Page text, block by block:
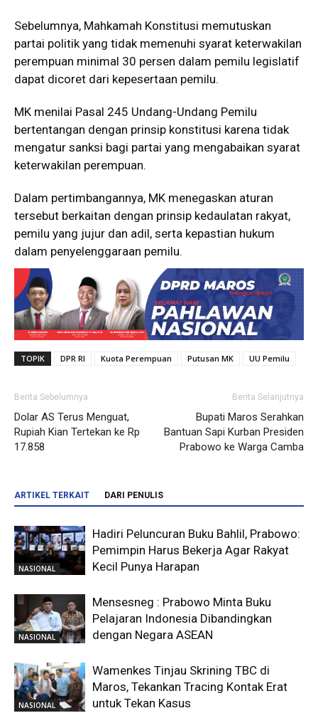
Sebelumnya, Mahkamah Konstitusi memutuskan
partai politik yang tidak memenuhi syarat keterwakilan
perempuan minimal 30 persen dalam pemilu legislatif
dapat dicoret dari kepesertaan pemilu.
MK menilai Pasal 245 Undang-Undang Pemilu
bertentangan dengan prinsip konstitusi karena tidak
mengatur sanksi bagi partai yang mengabaikan syarat
keterwakilan perempuan.
Dalam pertimbangannya, MK menegaskan aturan
tersebut berkaitan dengan prinsip kedaulatan rakyat,
pemilu yang jujur dan adil, serta kepastian hukum
dalam penyelenggaraan pemilu.
TOPIK DPR RI Kuota Perempuan Putusan MK UU Pemilu
Berita Sebelumnya
Dolar AS Terus Menguat,
Rupiah Kian Tertekan ke Rp
17.858
Berita Selanjutnya
Bupati Maros Serahkan
Bantuan Sapi Kurban Presiden
Prabowo ke Warga Camba
ARTIKEL TERKAIT DARI PENULIS
NASIONAL
Hadiri Peluncuran Buku Bahlil, Prabowo:
Pemimpin Harus Bekerja Agar Rakyat
Kecil Punya Harapan
NASIONAL
Mensesneg : Prabowo Minta Buku
Pelajaran Indonesia Dibandingkan
dengan Negara ASEAN
NASIONAL
Wamenkes Tinjau Skrining TBC di
Maros, Tekankan Tracing Kontak Erat
untuk Tekan Kasus